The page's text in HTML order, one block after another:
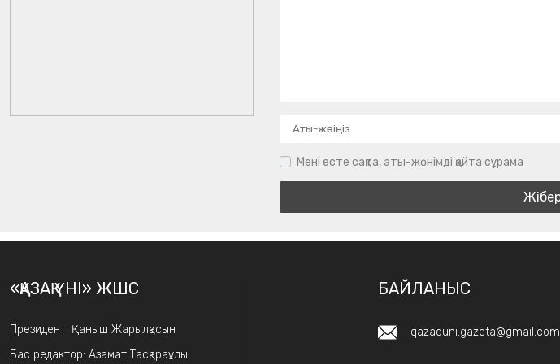
Мені есте сақта, аты-жөнімді қайта сұрама
«ҚАЗАҚ ҮНІ» ЖШС
Президент: Қаныш Жарылқасын
Бас редактор: Азамат Тасқараұлы
БАЙЛАНЫС
qazaquni.gazeta@gmail.com